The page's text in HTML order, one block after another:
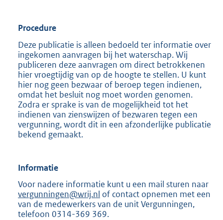
Procedure
Deze publicatie is alleen bedoeld ter informatie over
ingekomen aanvragen bij het waterschap. Wij
publiceren deze aanvragen om direct betrokkenen
hier vroegtijdig van op de hoogte te stellen. U kunt
hier nog geen bezwaar of beroep tegen indienen,
omdat het besluit nog moet worden genomen.
Zodra er sprake is van de mogelijkheid tot het
indienen van zienswijzen of bezwaren tegen een
vergunning, wordt dit in een afzonderlijke publicatie
bekend gemaakt.
Informatie
Voor nadere informatie kunt u een mail sturen naar
vergunningen@wrij.nl of contact opnemen met een
van de medewerkers van de unit Vergunningen,
telefoon 0314-369 369.